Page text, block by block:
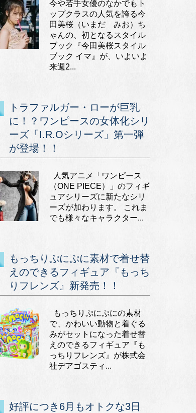
今や若手女優のなかでもト
ップクラスの人気を誇る今
田美桜（いまだ みお）ち
ゃんの、初となるスタイル
ブック『今田美桜スタイル
ブック イマ』が、いよいよ
来週2...
トラファルガー・ローが巨乳
に！？ワンピースの女体化シリ
ーズ「I.R.Oシリーズ」第一弾
が登場！！
人気アニメ「ワンピース
（ONE PIECE）」のフィギ
ュアシリーズに新たなシリ
ーズが加わります。 これま
でも様々なキャラクター...
もっちりぷにぷに素材で着せ替
えのできるフィギュア『もっち
りフレンズ』新発売！！
もっちりぷにぷにの素材
で、かわいい動物と着ぐる
みがセットになった着せ替
えのできるフィギュア『も
っちりフレンズ』が株式会
社デアゴスティ...
好評につき6月もオトクな3日